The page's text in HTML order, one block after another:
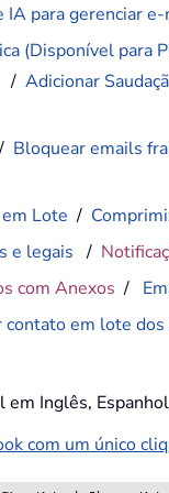
IA para gerenciar
(Disponível para
/Adicionar
Bloquear emails
Lote /
e legais /
com Anexos /
contato em lote
Inglês,
com um único